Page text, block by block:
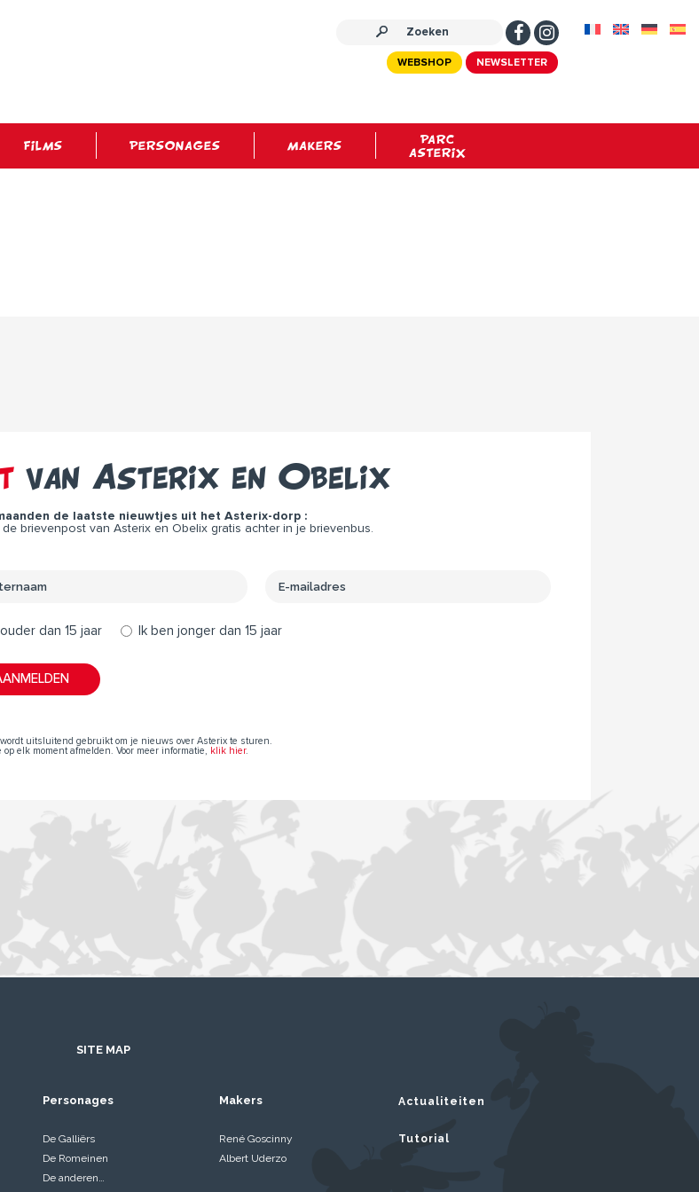
NEWSLETTER
WEBSHOP
FILMS PERSONAGES MAKERS
PARC
ASTERIX
van Asterix en Obelix
de laatste nieuwtjes uit het Asterix-dorp :
brievenpost van Asterix en Obelix gratis achter in je brievenbus.
ouder dan 15 jaar Ik ben jonger dan 15 jaar
uitsluitend gebruikt om je nieuws over Asterix te sturen.
elk moment afmelden. Voor meer informatie,
klik hier.
SITE MAP
Personages
De Galliërs
De Romeinen
De anderen…
Makers
René Goscinny
Albert Uderzo
Actualiteiten
Tutorial